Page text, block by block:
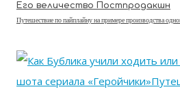
Его величество Постпродакшн
Путешествие по пайплайну на примере производства